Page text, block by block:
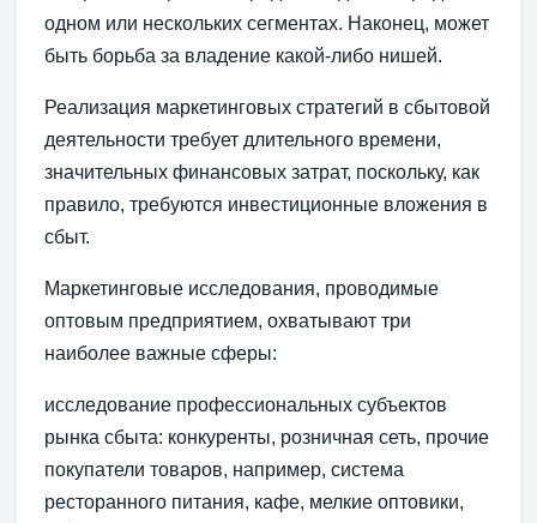
одном или нескольких сегментах. Наконец, может
быть борьба за владение какой-либо нишей.
Реализация маркетинговых стратегий в сбытовой
деятельности требует длительного времени,
значительных финансовых затрат, поскольку, как
правило, требуются инвестиционные вложения в
сбыт.
Маркетинговые исследования, проводимые
оптовым предприятием, охватывают три
наиболее важные сферы:
исследование профессиональных субъектов
рынка сбыта: конкуренты, розничная сеть, прочие
покупатели товаров, например, система
ресторанного питания, кафе, мелкие оптовики,